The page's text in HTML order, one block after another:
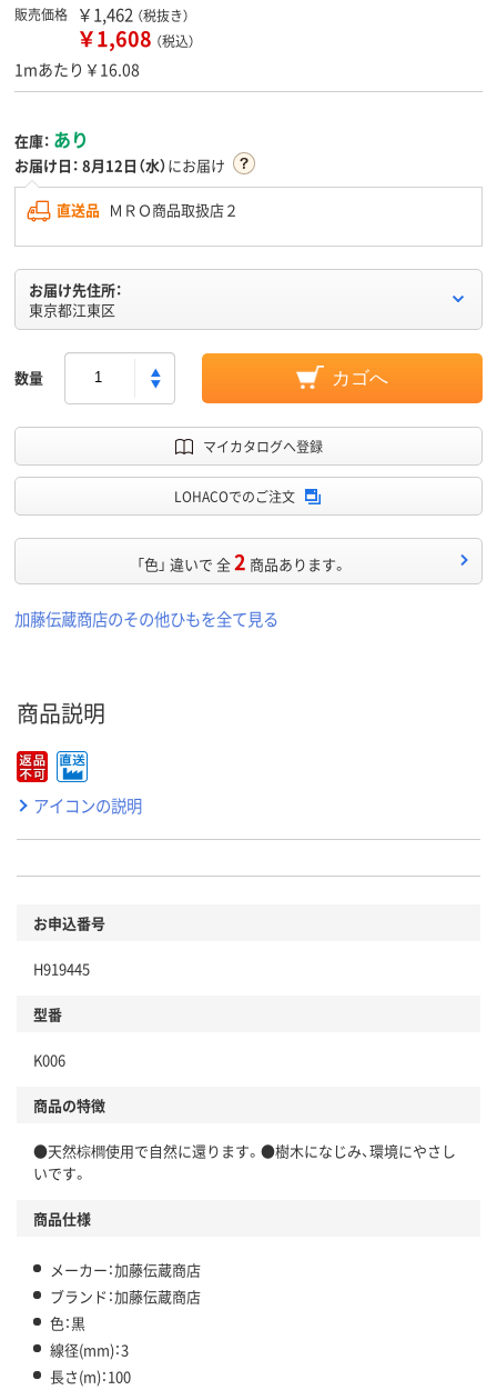
販売価格 ￥1,462 （税抜き）
￥1,608 （税込）
1mあたり￥16.08
在庫： あり
お届け日： 8月12日（水）にお届け
直送品 ＭＲＯ商品取扱店２
お届け先住所：
東京都江東区
数量 カゴへ
マイカタログへ登録
LOHACOでのご注文
「色」 違いで 全2 商品あります。
加藤伝蔵商店のその他ひもを全て見る
商品説明
アイコンの説明
お申込番号
H919445
型番
K006
商品の特徴
●天然棕櫚使用で自然に還ります。●樹木になじみ、環境にやさし
いです。
商品仕様
メーカー：加藤伝蔵商店
ブランド：加藤伝蔵商店
色：黒
線径(mm)：3
長さ(m)：100